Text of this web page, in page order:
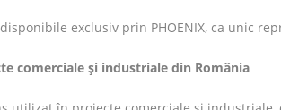
exclusiv prin PHOENIX, ca unic
comerciale și industriale din România